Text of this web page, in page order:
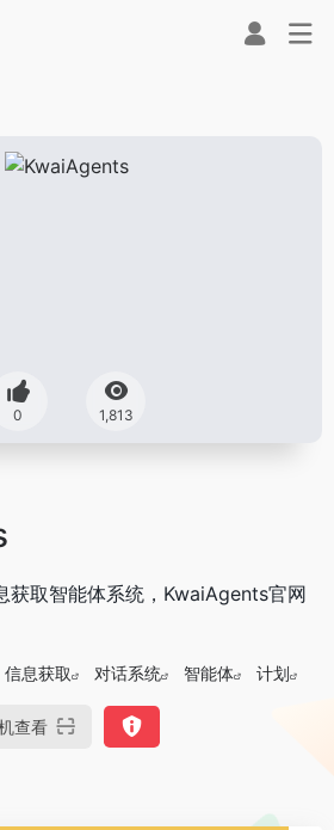
0 1,813
获取智能体系统，KwaiAgents官网
信息获取 对话系统 智能体 计划
查看